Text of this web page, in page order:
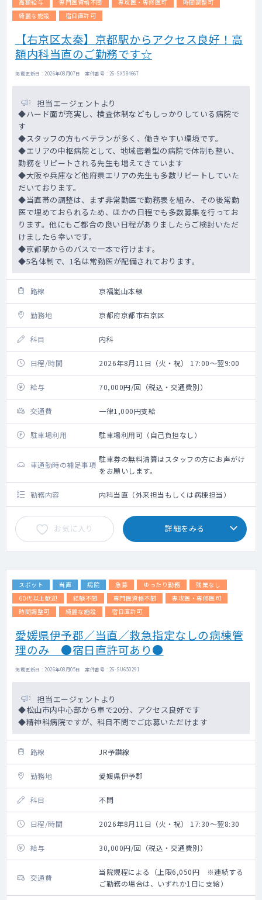
高額給与 専門医資格不問 専攻医・専修医可
時間調整可
綺麗な施設
宿日直許可
【右京区太秦】京都駅からアクセス良好！高
額内科当直のご勤務です☆
掲載更新日 : 2026年08月07日 案件番号 : 26-SX584667
担当エージェントより
◆ハード面が充実し、検査体制などもしっかりしている病院で
す
◆スタッフの方もベテランが多く、働きやすい環境です。
◆エリアの中枢病院として、地域密着型の病院で体制も整い、
勤務をリピートされる先生も増えてきています
◆大阪や兵庫など他府県エリアの先生も多数リピートしていた
だいております。
◆当直帯の調整は、まず非常勤医で勤務表を組み、その後常勤
医で埋めておられるため、ほかの日程でも多数募集を行ってお
ります。他にもご都合の良い日程がありましたらご検討いただ
けましたら幸いです。
◆京都駅からのバスで一本で行けます。
◆5名体制で、1名は常勤医が配備されております。
路線 京福嵐山本線
勤務地 京都府京都市右京区
科目 内科
日程/時間 2026年8月11日（火・祝） 17:00～翌9:00
給与 70,000円/回（税込・交通費別）
交通費 一律1,000円支給
駐車場利用 駐車場利用可（自己負担なし）
車通勤時の補足事項
駐車券の無料清算はスタッフの方にお声がけ
をお願いします。
勤務内容 内科当直（外来担当もしくは病棟担当）
お気に入り 詳細をみる
スポット 当直 病院 急募 ゆったり勤務
残業なし
60代以上歓迎
経験不問 専門医資格不問
専攻医・専修医可
時間調整可
綺麗な施設 宿日直許可
愛媛県伊予郡／当直／救急指定なしの病棟管
理のみ ●宿日直許可あり●
掲載更新日 : 2026年08月05日 案件番号 : 26-SU650291
担当エージェントより
◆松山市内中心部から車で20分、アクセス良好です
◆精神科病院ですが、科目不問でご応募いただけます
路線 JR予讃線
勤務地 愛媛県伊予郡
科目 不問
日程/時間 2026年8月11日（火・祝） 17:30～翌8:30
給与 30,000円/回（税込・交通費別）
交通費
当院規程による（上限6,050円 ※連続する
ご勤務の場合は、いずれか1日に支給）